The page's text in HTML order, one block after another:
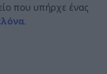
που υπήρχε ένας
.